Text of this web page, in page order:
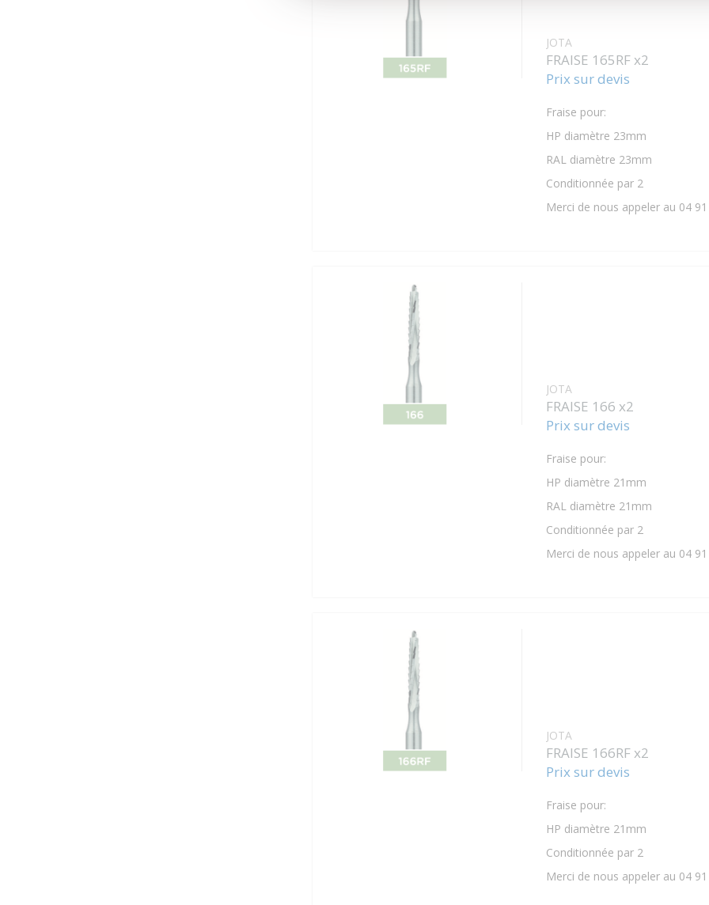
JOTA
FRAISE 165RF x2
Prix sur devis
Fraise pour:
HP diamètre 23mm
RAL diamètre 23mm
Conditionnée par 2
Merci de nous appeler au 04
JOTA
FRAISE 166 x2
Prix sur devis
Fraise pour:
HP diamètre 21mm
RAL diamètre 21mm
Conditionnée par 2
Merci de nous appeler au 04
JOTA
FRAISE 166RF x2
Prix sur devis
Fraise pour:
HP diamètre 21mm
Conditionnée par 2
Merci de nous appeler au 04